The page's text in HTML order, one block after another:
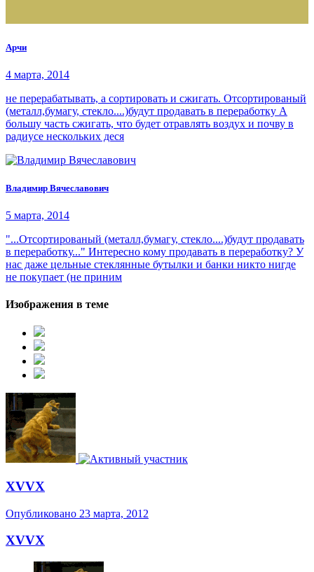
Арчи
4 марта, 2014
не перерабатывать, а сортировать и сжигать. Отсортированый
(металл,бумагу, стекло....)будут продавать в переработку А
большу часть сжигать, что будет отравлять воздух и почву в
радиусе нескольких деся
Владимир Вячеславович
5 марта, 2014
"...Отсортированый (металл,бумагу, стекло....)будут продавать
в переработку..." Интересно кому продавать в переработку? У
нас даже цельные стеклянные бутылки и банки никто нигде
не покупает (не приним
Изображения в теме
XVVX
Опубликовано 23 марта, 2012
XVVX